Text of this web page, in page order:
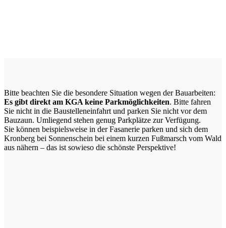
Bitte beachten Sie die besondere Situation wegen der Bauarbeiten:
Es gibt direkt am KGA keine Parkmöglichkeiten. Bitte fahren
Sie nicht in die Baustelleneinfahrt und parken Sie nicht vor dem
Bauzaun. Umliegend stehen genug Parkplätze zur Verfügung.
Sie können beispielsweise in der Fasanerie parken und sich dem
Kronberg bei Sonnenschein bei einem kurzen Fußmarsch vom Wald
aus nähern – das ist sowieso die schönste Perspektive!